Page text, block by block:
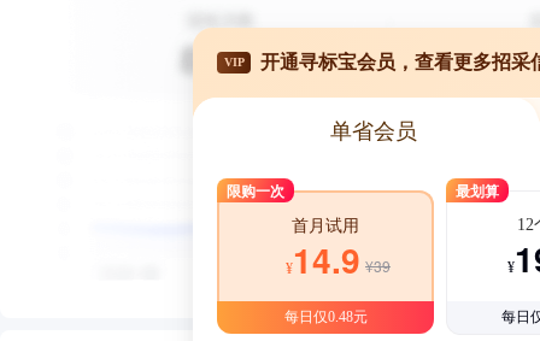
VIP 开通寻标宝会员，查看更多招采
单省会员
限购一次
首月试用
¥14.9 ¥39
每日仅0.48元
最划算
12
¥
每日